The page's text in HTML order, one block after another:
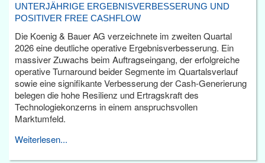
UNTERJÄHRIGE ERGEBNISVERBESSERUNG UND
POSITIVER FREE CASHFLOW
Die Koenig & Bauer AG verzeichnete im zweiten Quartal
2026 eine deutliche operative Ergebnisverbesserung. Ein
massiver Zuwachs beim Auftragseingang, der erfolgreiche
operative Turnaround beider Segmente im Quartalsverlauf
sowie eine signifikante Verbesserung der Cash-Generierung
belegen die hohe Resilienz und Ertragskraft des
Technologiekonzerns in einem anspruchsvollen
Marktumfeld.
Weiterlesen...